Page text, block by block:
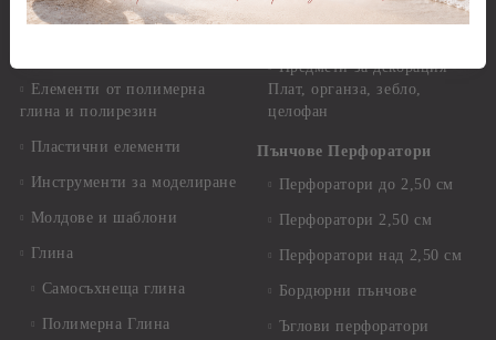
Керамична смес за отливки
Елементи от полимерна
глина и полирезин
Пластични елементи
Инструменти за моделиране
Молдове и шаблони
Глина
Самосъхнеща глина
Полимерна Глина
Предмети за декорация -
Предмети за декорация -
Плат, органза, зебло,
целофан
Пънчове Перфоратори
Перфоратори до 2,50 см
Перфоратори 2,50 см
Перфоратори над 2,50 см
Бордюрни пънчове
Ъглови перфоратори